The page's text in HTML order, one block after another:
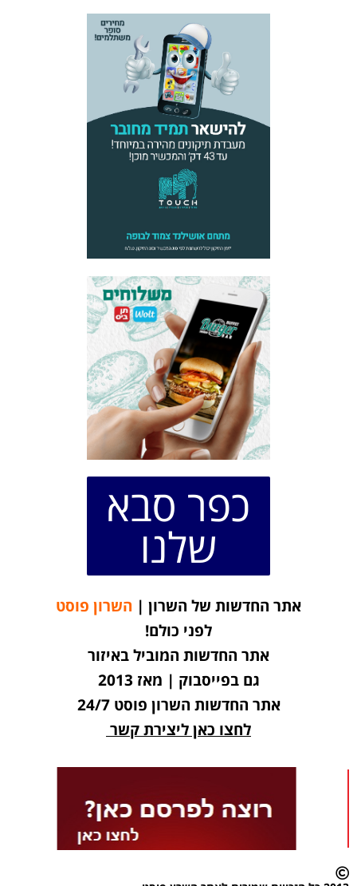
כפר סבא
שלנו
אתר החדשות של השרון | השרון פוסט
לפני כולם!
אתר החדשות המוביל באיזור
גם בפייסבוק | מאז 2013
אתר החדשות השרון פוסט 24/7
לחצו כאן ליצירת קשר